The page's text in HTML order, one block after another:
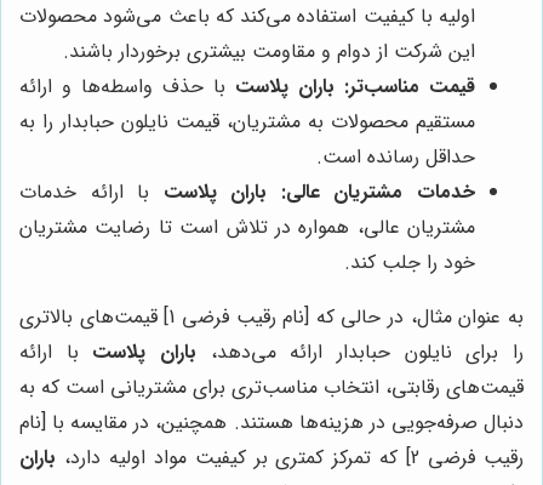
اولیه با کیفیت استفاده می‌کند که باعث می‌شود محصولات
این شرکت از دوام و مقاومت بیشتری برخوردار باشند.
قیمت مناسب‌تر: باران پلاست با حذف واسطه‌ها و ارائه
مستقیم محصولات به مشتریان، قیمت نایلون حبابدار را به
حداقل رسانده است.
خدمات مشتریان عالی: باران پلاست با ارائه خدمات
مشتریان عالی، همواره در تلاش است تا رضایت مشتریان
خود را جلب کند.
به عنوان مثال، در حالی که [نام رقیب فرضی 1] قیمت‌های بالاتری
را برای نایلون حبابدار ارائه می‌دهد، باران پلاست با ارائه
قیمت‌های رقابتی، انتخاب مناسب‌تری برای مشتریانی است که به
دنبال صرفه‌جویی در هزینه‌ها هستند. همچنین، در مقایسه با [نام
رقیب فرضی 2] که تمرکز کمتری بر کیفیت مواد اولیه دارد،
باران